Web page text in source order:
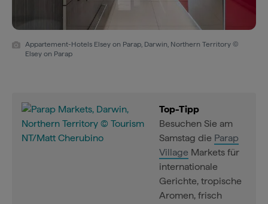
Appartement-Hotels Elsey on Parap, Darwin, Northern Territory ©
Elsey on Parap
Top-Tipp
Besuchen Sie am
Samstag die Parap
Village Markets für
internationale
Gerichte, tropische
Aromen, frisch